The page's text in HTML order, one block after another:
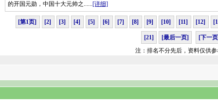
的开国元勋，中国十大元帅之......[详细]
[第1页] [2] [3] [4] [5] [6] [7] [8] [9] [10] [11] [12]
[21] [最后一页]
[下一
注：排名不分先后，资料仅供